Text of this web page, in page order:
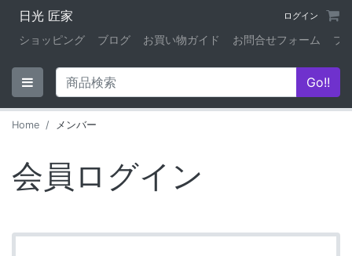
日光 匠家 ログイン
ショッピング ブログ お買い物ガイド お問合せフォーム プ
Home メンバー
会員ログイン